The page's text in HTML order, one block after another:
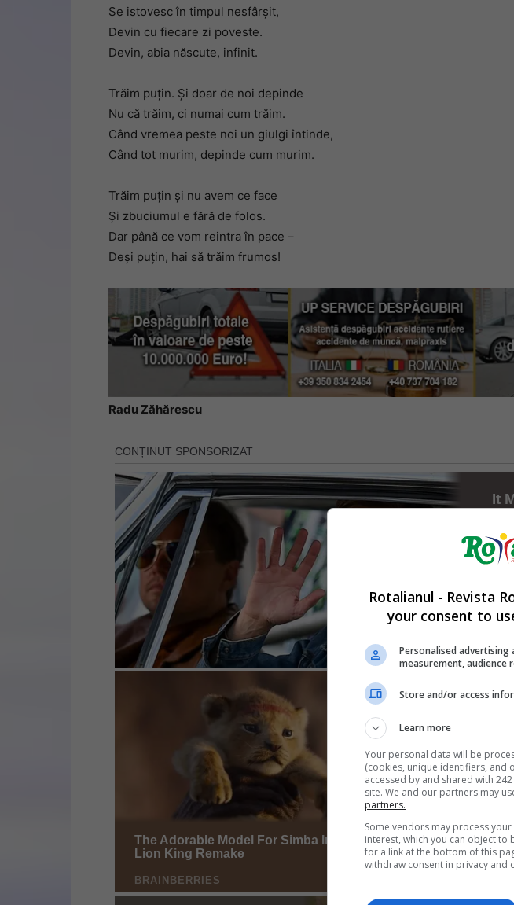
Se istovesc în timpul nesfârșit,
Devin cu fiecare zi poveste.
Devin, abia născute, infinit.
Trăim puţin. Şi doar de noi depinde
Nu că trăim, ci numai cum trăim.
Când vremea peste noi un giulgi întinde,
Când tot murim, depinde cum murim.
Trăim puţin şi nu avem ce face
Şi zbuciumul e fără de folos.
Dar până ce vom reintra în pace –
Deşi puţin, hai să trăim frumos!
Radu Zăhărescu
Rotalianul - Revista
your consent to
Personalised
measurement, audience
Store and/or access
Learn more
Your personal data will be
(cookies, unique identifiers, and
accessed by and shared with
site. We and our partners may
partners.
Some vendors may process
interest, which you can object
for a link at the bottom of this
withdraw consent in privacy and